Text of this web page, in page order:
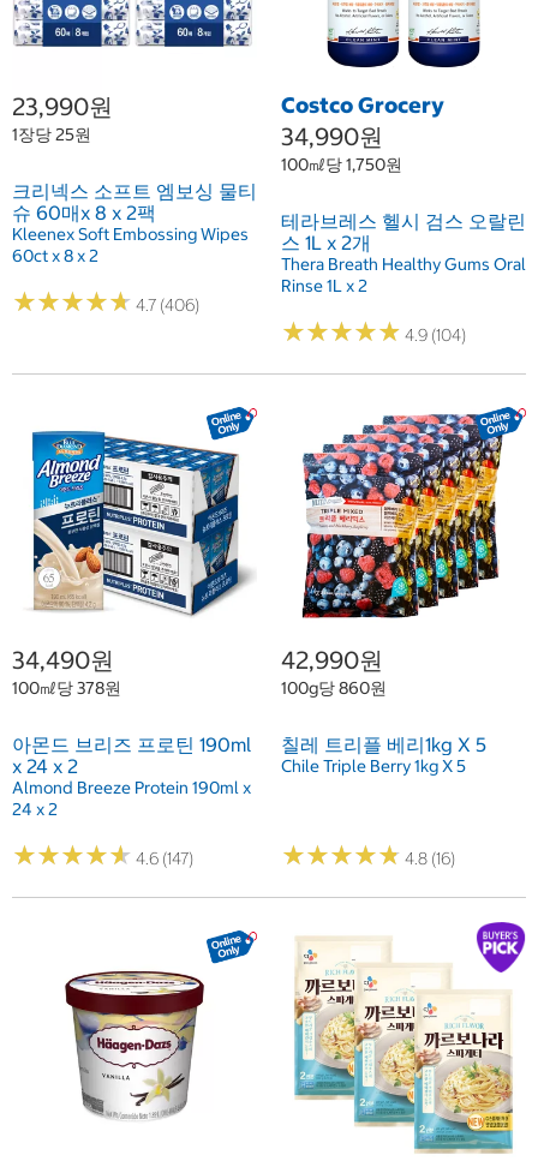
23,990원
1장당 25원
크리넥스 소프트 엠보싱 물티
슈 60매x 8 x 2팩
Kleenex Soft Embossing Wipes
60ct x 8 x 2
★★★★★
★★★★★ 4.7 (406)
Costco Grocery
34,990원
100㎖당 1,750원
테라브레스 헬시 검스 오랄린
스 1L x 2개
Thera Breath Healthy Gums Oral
Rinse 1L x 2
★★★★★
★★★★★ 4.9 (104)
34,490원
100㎖당 378원
아몬드 브리즈 프로틴 190ml
x 24 x 2
Almond Breeze Protein 190ml x
24 x 2
★★★★★
★★★★★ 4.6 (147)
42,990원
100g당 860원
칠레 트리플 베리1kg X 5
Chile Triple Berry 1kg X 5
★★★★★
★★★★★ 4.8 (16)